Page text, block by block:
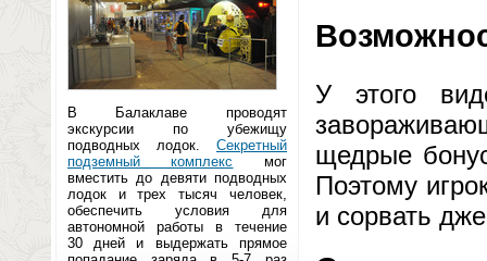
В Балаклаве проводят
экскурсии по убежищу
подводных лодок. Секретный
подземный комплекс мог
вместить до девяти подводных
лодок и трех тысяч человек,
обеспечить условия для
автономной работы в течение
30 дней и выдержать прямое
У этого
щедрые
Поэтому
и сорвать